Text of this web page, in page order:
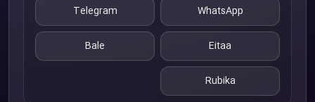
WhatsApp
Telegram
Eitaa
Bale
Rubika